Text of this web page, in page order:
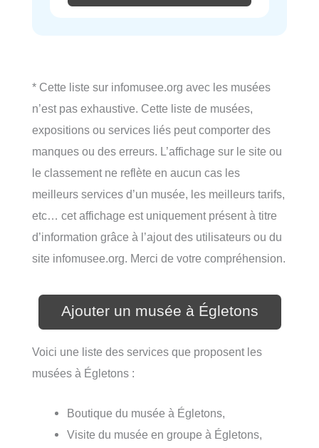
* Cette liste sur infomusee.org avec les musées
n’est pas exhaustive. Cette liste de musées,
expositions ou services liés peut comporter des
manques ou des erreurs. L’affichage sur le site ou
le classement ne reflète en aucun cas les
meilleurs services d’un musée, les meilleurs tarifs,
etc… cet affichage est uniquement présent à titre
d’information grâce à l’ajout des utilisateurs ou du
site infomusee.org. Merci de votre compréhension.
Ajouter un musée à Égletons
Voici une liste des services que proposent les
musées à Égletons :
Boutique du musée à Égletons,
Visite du musée en groupe à Égletons,